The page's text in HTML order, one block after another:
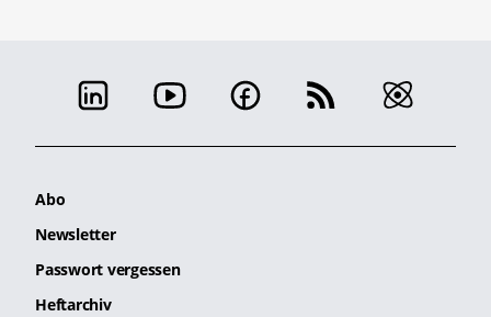
Abo
Newsletter
Passwort vergessen
Heftarchiv